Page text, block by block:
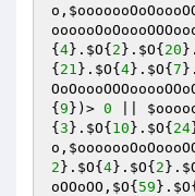
o ,
{ 4}. $O{ 2 }. $O{ 20 }.
{ 21 }. $O{ 4}. $O{ 7 }.
{ 9 })> 0
{ 3 }. $O{ 10 }. $O{ 24
o ,
2 }. $O{ 4}. $O{ 2 }.
oOOoOO , $O{ 59 }. $O{